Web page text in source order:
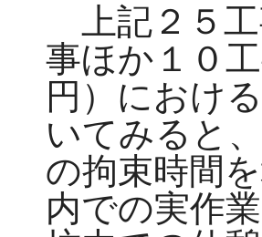
上記２５工
事ほか１０
円）におけ
いてみると
の拘束時間
内での実作